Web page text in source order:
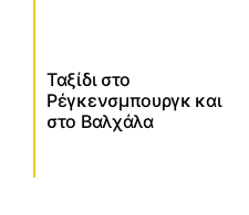
Ταξίδι στο
Ρέγκενσμπουργκ και
στο Βαλχάλα